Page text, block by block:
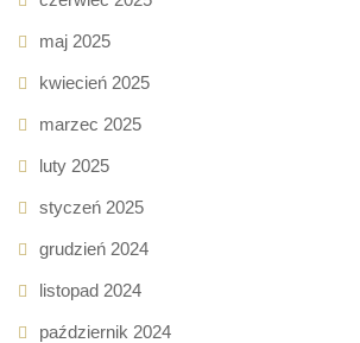
maj 2025
kwiecień 2025
marzec 2025
luty 2025
styczeń 2025
grudzień 2024
listopad 2024
październik 2024